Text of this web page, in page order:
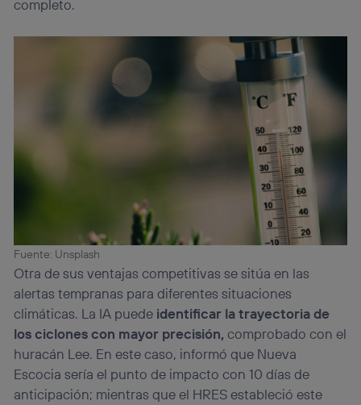
completo.
Fuente: Unsplash
Otra de sus ventajas competitivas se sitúa en las
alertas tempranas para diferentes situaciones
climáticas. La IA puede identificar la trayectoria de
los ciclones con mayor precisión,comprobado con el
huracán Lee. En este caso, informó que Nueva
Escocia sería el punto de impacto con 10 días de
anticipación; mientras que el HRES estableció este